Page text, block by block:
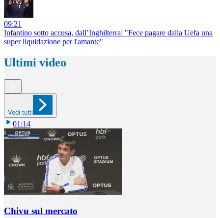
09:21
Infantino sotto accusa, dall’Inghilterra: "Fece pagare dalla Uefa una
super liquidazione per l'amante"
Ultimi video
Vedi tutti
01:14
Chivu sul mercato